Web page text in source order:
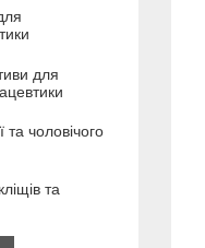
для
та чоловічого
та